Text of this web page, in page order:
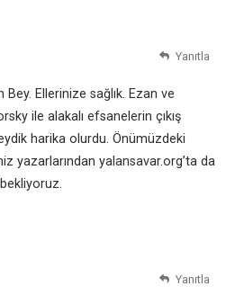
Ellerinize sağlık. Ezan ve
ile alakalı efsanelerin çıkış
harika olurdu. Önümüzdeki
yazarlarından yalansavar.org’ta da
Yanıtla
Yanıtla